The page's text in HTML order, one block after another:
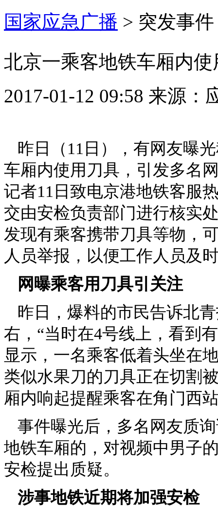
国家应急广播 > 突发事件
北京一乘客地铁车厢内
2017-01-12 09:58 来源：
昨日（11日），有网友曝
车厢内使用刀具，引发多名
记者11日致电京港地铁客服
交由安检负责部门进行核实
发现有乘客携带刀具等物，
人员举报，以便工作人员及
网曝乘客用刀具引关注
昨日，爆料的市民告诉北
右，“当时在4号线上，看到
显示，一名乘客低着头坐在
类似水果刀的刀具正在切割
厢内响起提醒乘客在角门西
事件曝光后，多名网友质
地铁车厢的，对视频中男子
安检提出质疑。
涉事地铁近期将加强安检